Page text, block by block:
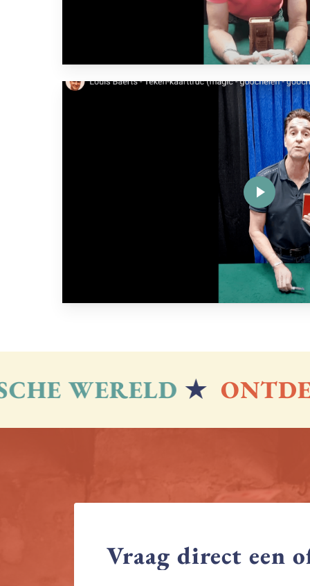
Play
WERELD★ ONTDEK
Vraag direct een